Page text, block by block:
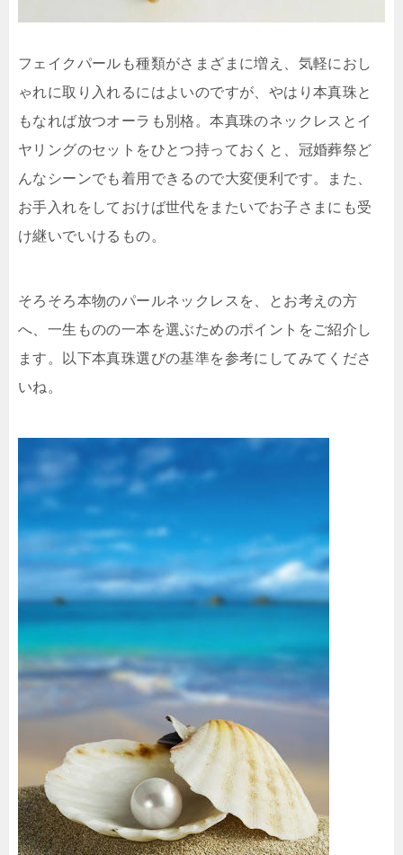
フェイクパールも種類がさまざまに増え、気軽におし
ゃれに取り入れるにはよいのですが、やはり本真珠と
もなれば放つオーラも別格。本真珠のネックレスとイ
ヤリングのセットをひとつ持っておくと、冠婚葬祭ど
んなシーンでも着用できるので大変便利です。また、
お手入れをしておけば世代をまたいでお子さまにも受
け継いでいけるもの。
そろそろ本物のパールネックレスを、とお考えの方
へ、一生ものの一本を選ぶためのポイントをご紹介し
ます。以下本真珠選びの基準を参考にしてみてくださ
いね。